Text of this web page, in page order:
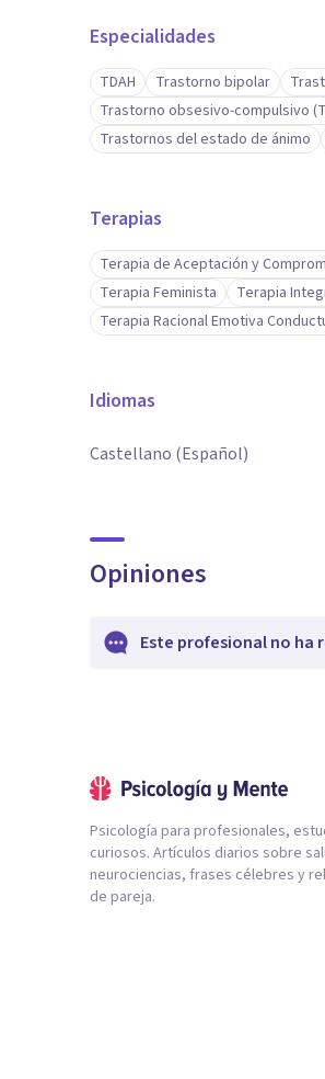
Especialidades
TDAH Trastorno bipolar
Trastorno obsesivo-compulsivo
Trastornos del estado de ánimo
Terapias
Terapia de Aceptación y
Terapia Feminista
Terapia
Terapia Racional Emotiva
Idiomas
Castellano (Español)
Opiniones
Este profesional no ha
Psicología para profesionales,
curiosos. Artículos diarios sobre
neurociencias, frases célebres y
de pareja.